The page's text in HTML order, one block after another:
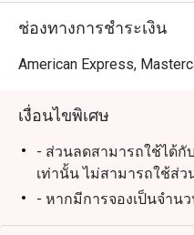
ช่องทางการชำระเงิน
American Express,
เงื่อนไขพิเศษ
- ส่วนลดสามารถใช้ได้กั
เท่านั้น ไม่สามารถใช้ส่
- หากมีการจองเป็นจำน
ท่านอาจต้องรอการจัดที่